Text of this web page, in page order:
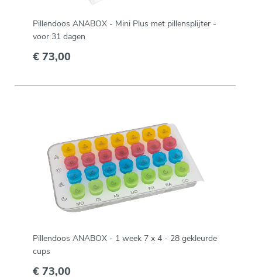
Pillendoos ANABOX - Mini Plus met pillensplijter -
voor 31 dagen
€ 73,00
Pillendoos ANABOX - 1 week 7 x 4 - 28 gekleurde
cups
€ 73,00